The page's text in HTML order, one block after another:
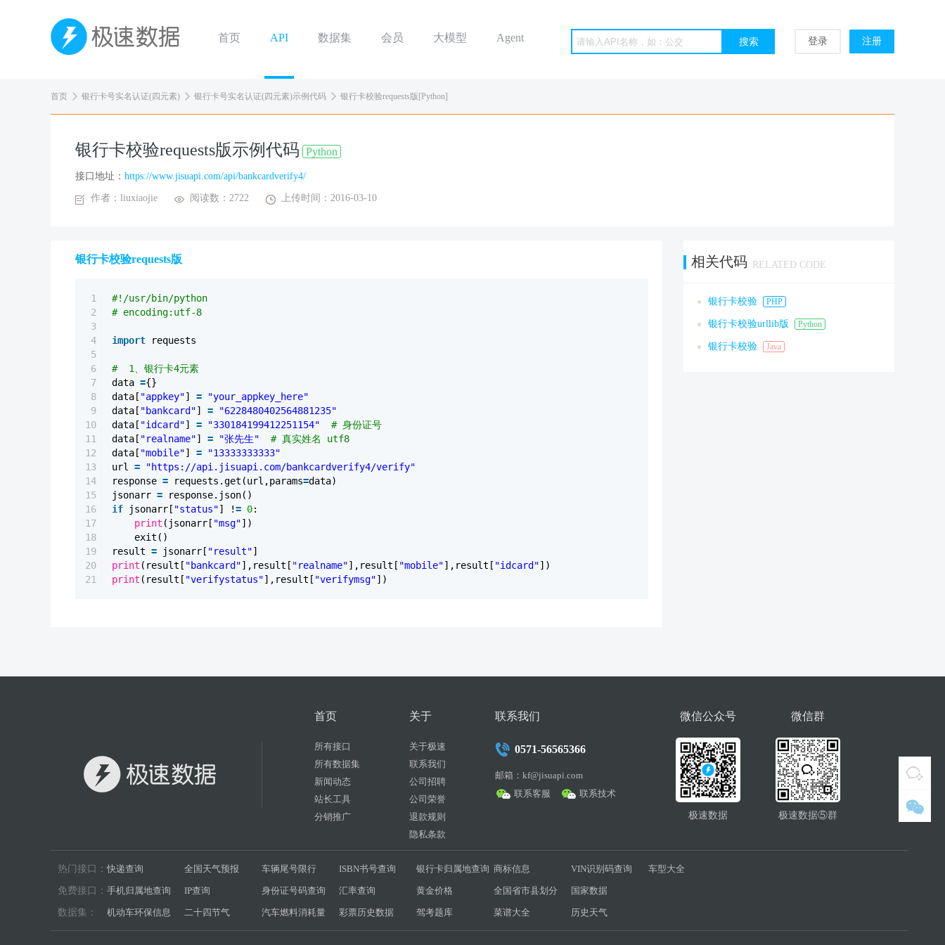
首页 API 数据集 会员 大模型 Agent 登录 注册
首页 银行卡号实名认证(四元素) 银行卡号实名认证(四元素)示例代码 银行卡校验requests版[Python]
银行卡校验requests版示例代码 Python
接口地址： https://www.jisuapi.com/api/bankcardverify4/
作者：liuxiaojie 阅读数：2722 上传时间：2016-03-10
银行卡校验requests版
1
2
3
4
5
6
7
8
9
10
11
12
13
14
15
16
17
18
19
20
21
#!/usr/bin/python
# encoding:utf-8
import requests
# 1、银行卡4元素
data ={}
data[ "appkey"] =
"your_appkey_here"
data[ "bankcard"] =
"6228480402564881235"
data[ "idcard"] = "330184199412251154"
# 身份证号
data[ "realname"] = "张先生"
# 真实姓名 utf8
data[ "mobile"] =
"13333333333"
url =
"https://api.jisuapi.com/bankcardverify4/verify"
response = requests.get(url,params=data)
jsonarr =
response.json()
if
jsonarr[ "status"] != 0:
print (jsonarr[ "msg"])
exit()
result = jsonarr[ "result"]
print (result[ "bankcard"],result[ "realname"],result[ "mobile"],result[ "idcard"])
print (result[ "verifystatus"],result[ "verifymsg"])
相关代码 RELATED CODE
银行卡校验 PHP
银行卡校验urllib版 Python
银行卡校验 Java
首页
所有接口
所有数据集
新闻动态
站长工具
分销推广
关于
关于极速
联系我们
公司招聘
公司荣誉
退款规则
隐私条款
联系我们
0571-56565366
邮箱：kf@jisuapi.com
联系客服
联系技术
微信公众号
极速数据
微信群
极速数据⑤群
热门接口： 快递查询 全国天气预报 车辆尾号限行 ISBN书号查询 银行卡归属地查询 商标信息 VIN识别码查询 车型大全
免费接口： 手机归属地查询 IP查询 身份证号码查询 汇率查询 黄金价格 全国省市县划分 国家数据
数据集： 机动车环保信息 二十四节气 汽车燃料消耗量 彩票历史数据 驾考题库 菜谱大全 历史天气